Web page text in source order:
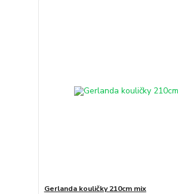
Gerlanda kouličky 210cm mix